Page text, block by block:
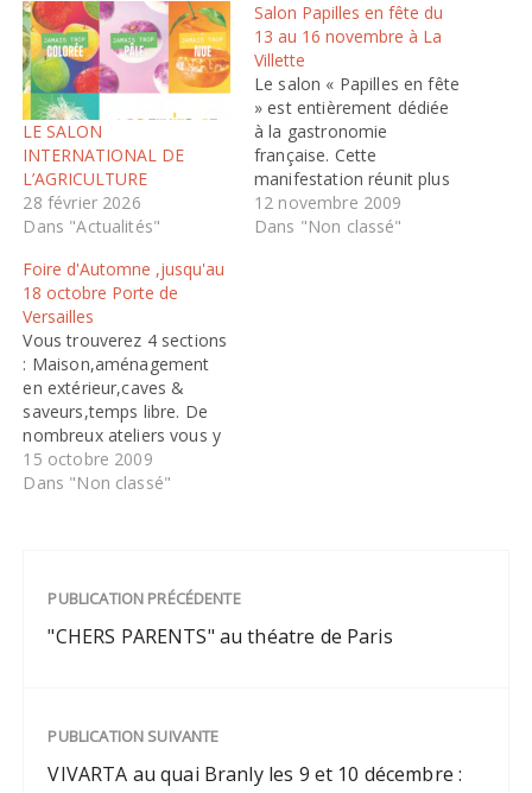
LE SALON
INTERNATIONAL DE
L’AGRICULTURE
28 février 2026
Dans "Actualités"
Salon Papilles en fête du
13 au 16 novembre à La
Villette
Le salon « Papilles en fête
» est entièrement dédiée
à la gastronomie
française. Cette
manifestation réunit plus
de 200 exposants et
acteurs du monde de la
12 novembre 2009
Dans "Non classé"
Foire d'Automne ,jusqu'au
18 octobre Porte de
Versailles
Vous trouverez 4 sections
: Maison,aménagement
en extérieur,caves &
saveurs,temps libre. De
nombreux ateliers vous y
seront proposées : -
Librairie des célébrités -
Envie de Cuisine - Sushi
Bar - Zen Attitude -…
15 octobre 2009
Dans "Non classé"
PUBLICATION PRÉCÉDENTE
"CHERS PARENTS" au théatre de Paris
PUBLICATION SUIVANTE
VIVARTA au quai Branly les 9 et 10 décembre :